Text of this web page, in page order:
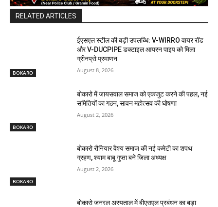
RELATED ARTICLES
BOKARO
ईएसएल स्टील की बड़ी उपलब्धि: V-WIRRO वायर रॉड
और V-DUCPIPE डक्टाइल आयरन पाइप को मिला
ग्रीनप्रो प्रमाणन
August 8, 2026
BOKARO
बोकारो में जायसवाल समाज को एकजुट करने की पहल, नई
समितियों का गठन, सावन महोत्सव की घोषणा
August 2, 2026
BOKARO
बोकारो रौनियार वैश्य समाज की नई कमेटी का शपथ
ग्रहण, श्याम बाबू गुप्ता बने जिला अध्यक्ष
August 2, 2026
बोकारो जनरल अस्पताल में बीएसएल प्रबंधन का बड़ा